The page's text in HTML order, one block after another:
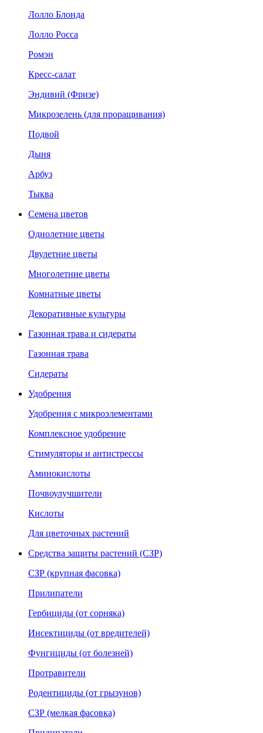
Лолло Блонда
Лолло Росса
Ромэн
Кресс-салат
Эндивий (Фризе)
Микрозелень (для проращивания)
Подвой
Дыня
Арбуз
Тыква
Семена цветов
Однолетние цветы
Двулетние цветы
Многолетние цветы
Комнатные цветы
Декоративные культуры
Газонная трава и сидераты
Газонная трава
Сидераты
Удобрения
Удобрения с микроэлементами
Комплексное удобрение
Стимуляторы и антистрессы
Аминокислоты
Почвоулучшители
Кислоты
Для цветочных растений
Средства защиты растений (СЗР)
СЗР (крупная фасовка)
Прилипатели
Гербициды (от сорняка)
Инсектициды (от вредителей)
Фунгициды (от болезней)
Протравители
Родентициды (от грызунов)
СЗР (мелкая фасовка)